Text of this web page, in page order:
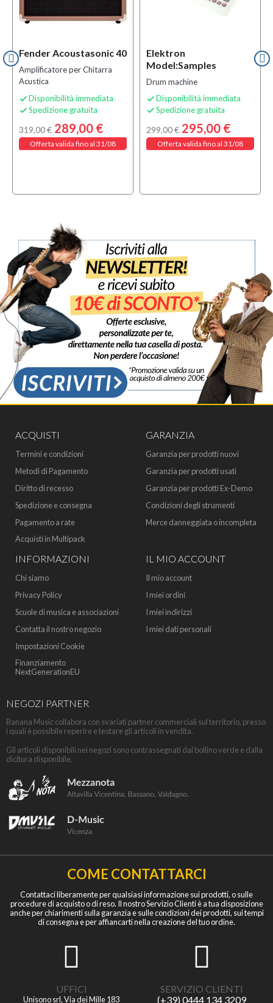
Fender Acoustasonic 40
Amplificatore per Chitarra
Acustica
 Disponibilità immediata
 Spedizione gratuita
319,00 € 289,00 €
Offerta valida fino al 31/08
Elektron
Model:Samples
Drum machine
 Disponibilità immediata
 Spedizione gratuita
299,00 € 295,00 €
Offerta valida fino al 31/08
ACQUISTI
Termini e condizioni
Metodi di Pagamento
Diritto di recesso
Spedizione e consegna
Pagamento a rate
Acquisti in Multipack
GARANZIA
Garanzia per prodotti nuovi
Garanzia per prodotti usati
Garanzia per prodotti Ex-Demo
Condizioni degli strumenti
Merce danneggiata o incompleta
INFORMAZIONI
Chi siamo
Privacy Policy
Scuole di musica e associazioni
Contatta il nostro negozio
Impostazioni Cookie
Finanziamento
NextGenerationEU
IL MIO ACCOUNT
Il mio account
I miei ordini
I miei indirizzi
I miei dati personali
NEGOZI PARTNER
Banana Music collabora con svariati partner commerciali sul territorio, presso
i quali è possibile reperire e testare gli articoli in vendita.
Gli articoli disponibili nei negozi sono contrassegnati dal bollino verde e dalla
dicitura disponibile.
COME CONTATTARCI
Contattaci liberamente per qualsiasi informazione sui prodotti, o sulle
procedure di acquisto o di reso. Il nostro Servizio Clienti è a tua disposizione
anche per chiarimenti sulla garanzia e sulle condizioni dei prodotti, sui tempi
di consegna e per affiancarti nella creazione del tuo ordine.
UFFICI
Unisono srl, Via dei Mille 183
SERVIZIO CLIENTI
(+39) 0444 134 3209